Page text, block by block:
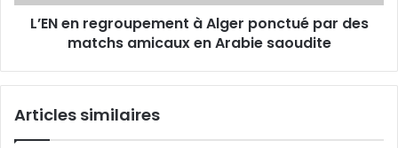
amicaux
L’EN en regroupement à Alger ponctué par des
matchs amicaux en Arabie saoudite
Articles similaires